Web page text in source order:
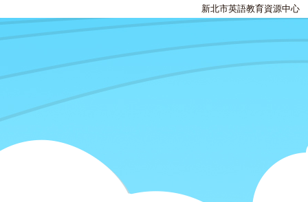
新北市英語教育資源中心